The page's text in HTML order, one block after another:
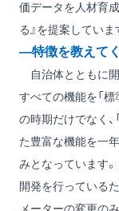
価データを人材育
る』を提案していま
―特徴を教えてく
自治体とともに開
すべての機能を「
の時期だけでなく、
た豊富な機能を一
みとなっています
開発を行っている